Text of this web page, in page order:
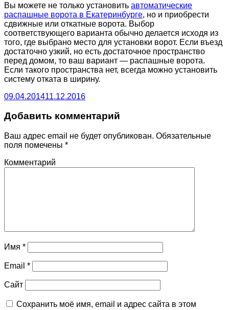
Вы можете не только установить автоматические
распашные ворота в Екатеринбурге, но и приобрести
сдвижные или откатные ворота. Выбор
соответствующего варианта обычно делается исходя из
того, где выбрано место для установки ворот. Если въезд
достаточно узкий, но есть достаточное пространство
перед домом, то ваш вариант — распашные ворота.
Если такого пространства нет, всегда можно установить
систему отката в ширину.
09.04.201411.12.2016
Добавить комментарий
Ваш адрес email не будет опубликован. Обязательные
поля помечены *
Комментарий
Имя *
Email *
Сайт
Сохранить моё имя, email и адрес сайта в этом